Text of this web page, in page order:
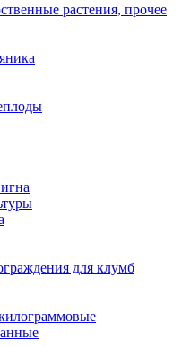
растения, прочее
для клумб